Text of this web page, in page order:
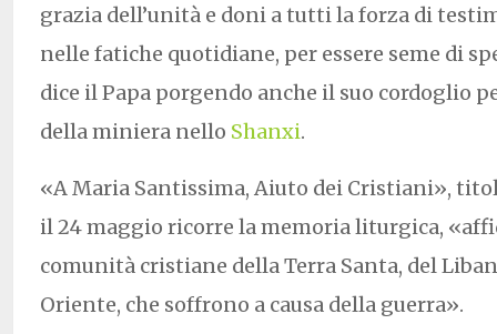
grazia dell’unità e doni a tutti la forza di
nelle fatiche quotidiane, per essere seme di
dice il Papa porgendo anche il suo cordoglio
della miniera nello Shanxi.
«A Maria Santissima, Aiuto dei Cristiani»,
il 24 maggio ricorre la memoria liturgica,
comunità cristiane della Terra Santa, del
Oriente, che soffrono a causa della guerra».